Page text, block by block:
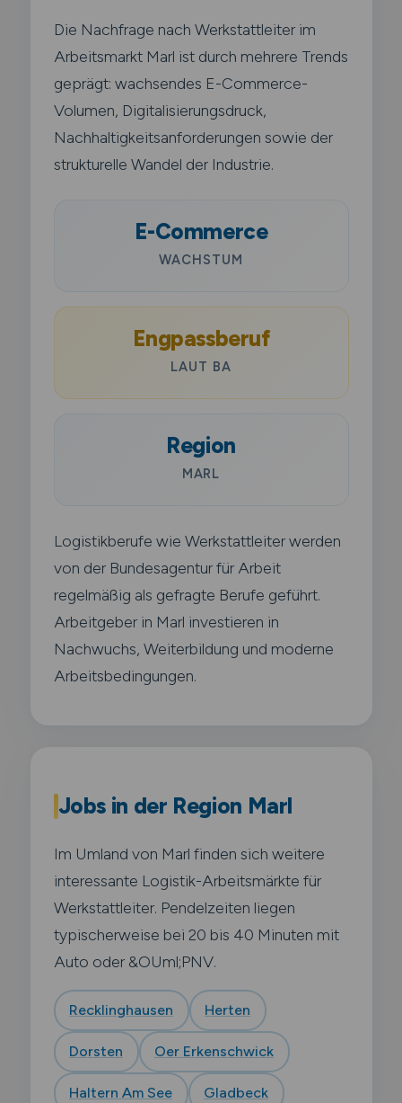
Die Nachfrage nach Werkstattleiter im
Arbeitsmarkt Marl ist durch mehrere Trends
geprägt: wachsendes E-Commerce-
Volumen, Digitalisierungsdruck,
Nachhaltigkeitsanforderungen sowie der
strukturelle Wandel der Industrie.
E-Commerce
WACHSTUM
Engpassberuf
LAUT BA
Region
MARL
Logistikberufe wie Werkstattleiter werden
von der Bundesagentur für Arbeit
regelmäßig als gefragte Berufe geführt.
Arbeitgeber in Marl investieren in
Nachwuchs, Weiterbildung und moderne
Arbeitsbedingungen.
Jobs in der Region Marl
Im Umland von Marl finden sich weitere
interessante Logistik-Arbeitsmärkte für
Werkstattleiter. Pendelzeiten liegen
typischerweise bei 20 bis 40 Minuten mit
Auto oder &OUml;PNV.
Recklinghausen Herten
Dorsten Oer Erkenschwick
Haltern Am See Gladbeck